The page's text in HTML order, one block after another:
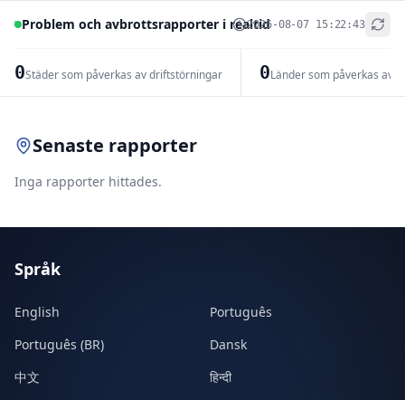
Problem och avbrottsrapporter i realtid2026-08-07 15:22:43
0Städer som påverkas av driftstörningar 0Länder som påverkas av
+
Senaste rapporter
Inga rapporter hittades.
Språk
English
Português
Português (BR)
Dansk
中文
हिन्दी